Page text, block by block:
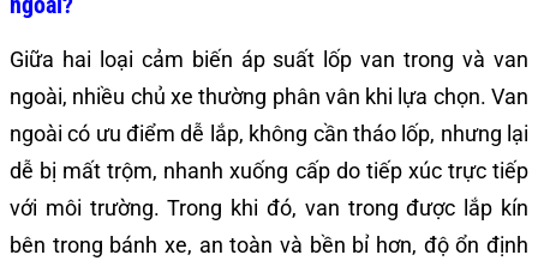
Giữa hai loại cảm biến áp suất lốp van trong và van
ngoài, nhiều chủ xe thường phân vân khi lựa chọn. Van
ngoài có ưu điểm dễ lắp, không cần tháo lốp, nhưng lại
dễ bị mất trộm, nhanh xuống cấp do tiếp xúc trực tiếp
với môi trường. Trong khi đó, van trong được lắp kín
bên trong bánh xe, an toàn và bền bỉ hơn, độ ổn định